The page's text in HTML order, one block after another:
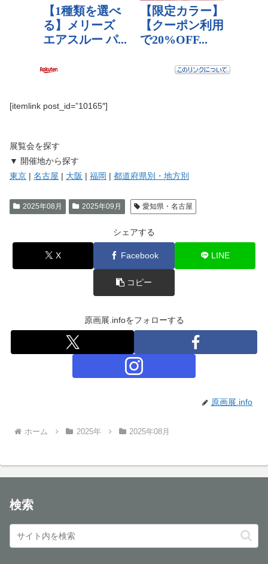
[itemlink post_id=”10165″]
展覧会を探す
▼ 開催地から探す
東京 | 名古屋 | 大阪 | 福岡 | 都道府県別・地方別
2025年08月 2025年09月 愛知県・名古屋
シェアする
X Facebook LINE
コピー
原画展.infoをフォローする
原画展.info
ホーム 2025年 2025年08月
検索